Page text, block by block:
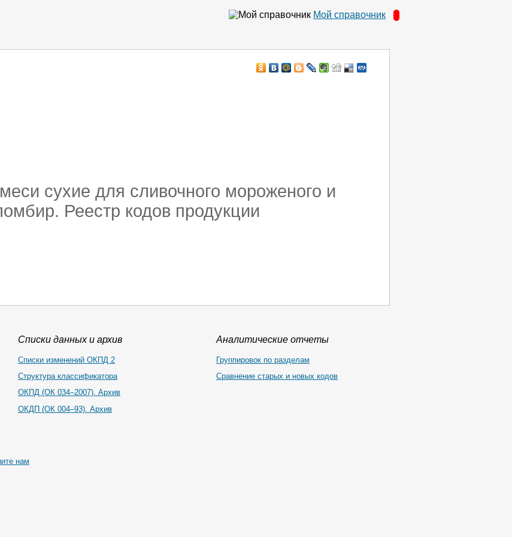
Мой справочник
сухие для сливочного мороженого и
Реестр кодов продукции
Списки данных и архив
Списки изменений ОКПД 2
Структура классификатора
ОКПД (ОК 034–2007). Архив
ОКДП (ОК 004–93). Архив
Аналитические отчеты
Группировок по разделам
Сравнение старых и новых кодов
нам